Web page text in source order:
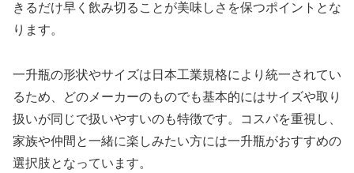
きるだけ早く飲み切ることが美味しさを保つポイントとな
ります。
一升瓶の形状やサイズは日本工業規格により統一されてい
るため、どのメーカーのものでも基本的にはサイズや取り
扱いが同じで扱いやすいのも特徴です。コスパを重視し、
家族や仲間と一緒に楽しみたい方には一升瓶がおすすめの
選択肢となっています。